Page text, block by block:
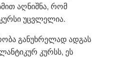
აღნიშნა, რომ
უცვლელია.
განუხრელად ადგას
კურსს, ეს